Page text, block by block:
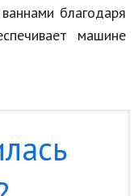
благодаря
машине